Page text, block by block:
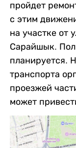
пройдет
с этим
на участке от
Сарайшык.
планируется.
транспорта
проезжей
может